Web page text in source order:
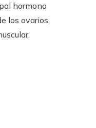
hormona
los ovarios,